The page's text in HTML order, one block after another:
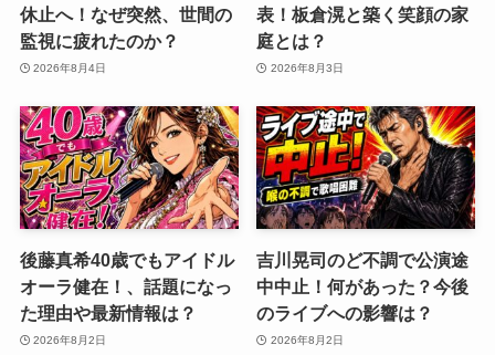
休止へ！なぜ突然、世間の
監視に疲れたのか？
2026年8月4日
表！板倉滉と築く笑顔の家
庭とは？
2026年8月3日
後藤真希40歳でもアイドル
オーラ健在！、話題になっ
た理由や最新情報は？
2026年8月2日
吉川晃司のど不調で公演途
中中止！何があった？今後
のライブへの影響は？
2026年8月2日